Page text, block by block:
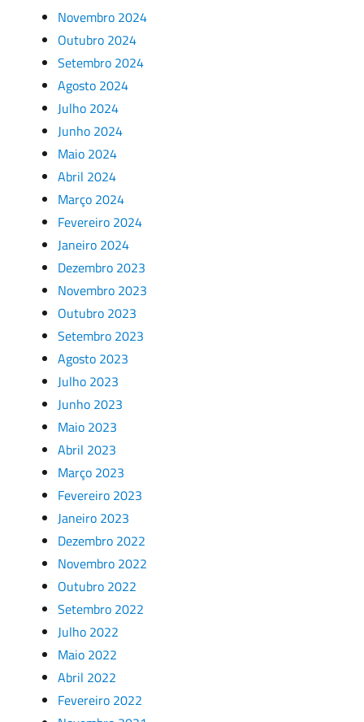
Novembro 2024
Outubro 2024
Setembro 2024
Agosto 2024
Julho 2024
Junho 2024
Maio 2024
Abril 2024
Março 2024
Fevereiro 2024
Janeiro 2024
Dezembro 2023
Novembro 2023
Outubro 2023
Setembro 2023
Agosto 2023
Julho 2023
Junho 2023
Maio 2023
Abril 2023
Março 2023
Fevereiro 2023
Janeiro 2023
Dezembro 2022
Novembro 2022
Outubro 2022
Setembro 2022
Julho 2022
Maio 2022
Abril 2022
Fevereiro 2022